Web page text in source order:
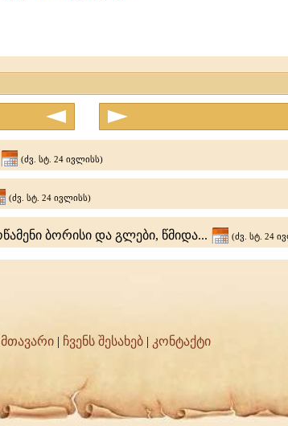
(ძვ. სტ. 24 ივლისს)
(ძვ. სტ. 24 ივლისს)
ბორისი და გლები, წმიდა... (ძვ. სტ. 24
მთავარი | ჩვენს შესახებ | კონტაქტი